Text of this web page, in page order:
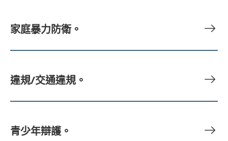
家庭暴力防衛。
違規/交通違規。
青少年辯護。